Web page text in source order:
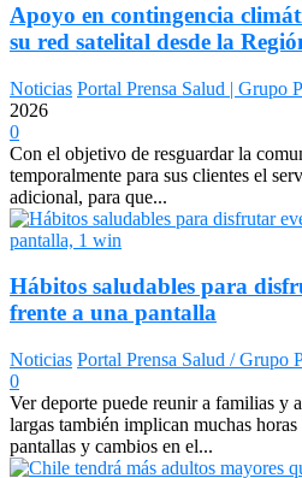
Apoyo en contingencia
su red satelital desde la
Noticias Portal Prensa Salud | Grupo
2026
0
Con el objetivo de resguardar la
temporalmente para sus clientes el
adicional, para que...
Hábitos saludables para
frente a una pantalla
Noticias Portal Prensa Salud / Grupo
0
Ver deporte puede reunir a familias y
largas también implican muchas
pantallas y cambios en el...